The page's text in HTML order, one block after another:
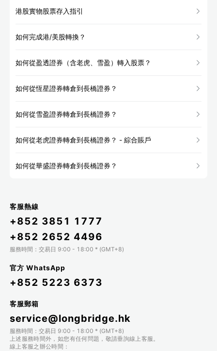
港股實物股票存入指引
如何完成港/美股轉換？
如何從盈透證券（含老虎、雪盈）轉入股票？
如何從恆星證券轉倉到長橋證券？
如何從雪盈證券轉倉到長橋證券？
如何從老虎證券轉倉到長橋證券？ - 綜合賬戶
如何從華盛證券轉倉到長橋證券？
客服熱線
+852 3851 1777
+852 2652 4496
服務時間：交易日 9:00 - 18:00 * (GMT+8)
官方 WhatsApp
+852 5223 6373
客服郵箱
service@longbridge.hk
服務時間：交易日 9:00 - 18:00 * (GMT+8)
上述服務時間外，如您有任何問題，敬請垂詢線上客服。
線上客服之辦公時間：